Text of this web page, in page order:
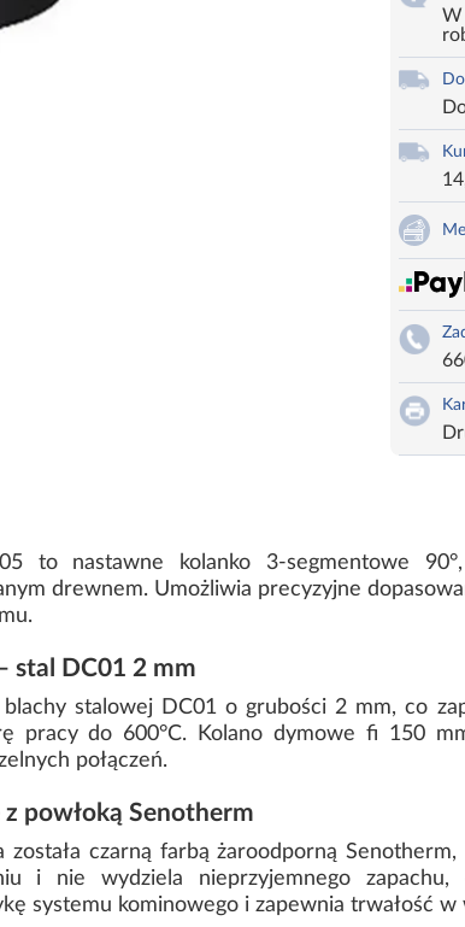
W
to nastawne kolanko 3-segmentowe
drewnem. Umożliwia precyzyjne
stal DC01 2 mm
stalowej DC01 o grubości 2 mm, co
pracy do 600°C. Kolano dymowe fi 150
połączeń.
powłoką Senotherm
została czarną farbą żaroodporną
i nie wydziela nieprzyjemnego zapachu,
systemu kominowego i zapewnia trwałość